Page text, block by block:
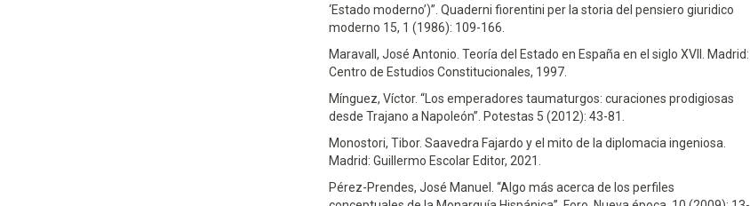
‘Estado moderno’)”. Quaderni fiorentini per la storia del pensiero giuridico
moderno 15, 1 (1986): 109-166.
Maravall, José Antonio. Teoría del Estado en España en el siglo XVII. Madrid:
Centro de Estudios Constitucionales, 1997.
Mínguez, Víctor. “Los emperadores taumaturgos: curaciones prodigiosas
desde Trajano a Napoleón”. Potestas 5 (2012): 43-81.
Monostori, Tibor. Saavedra Fajardo y el mito de la diplomacia ingeniosa.
Madrid: Guillermo Escolar Editor, 2021.
Pérez-Prendes, José Manuel. “Algo más acerca de los perfiles